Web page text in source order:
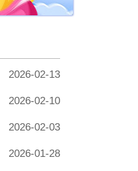
2026-02-13
2026-02-10
2026-02-03
2026-01-28